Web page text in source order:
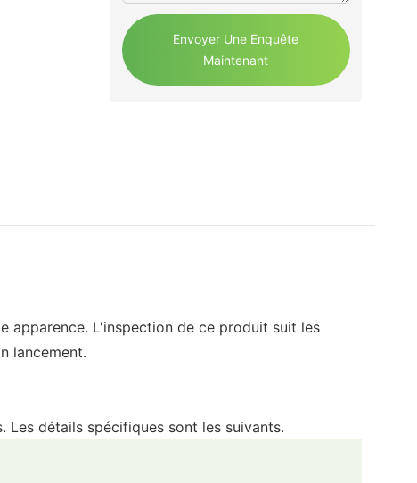
Envoyer Une Enquête
Maintenant
apparence. L'inspection de ce produit suit les
lancement.
détails spécifiques sont les suivants.